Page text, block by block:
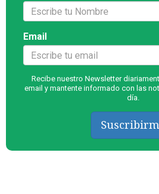
Email
Recibe nuestro Newsletter
email y mantente informado con las
día.